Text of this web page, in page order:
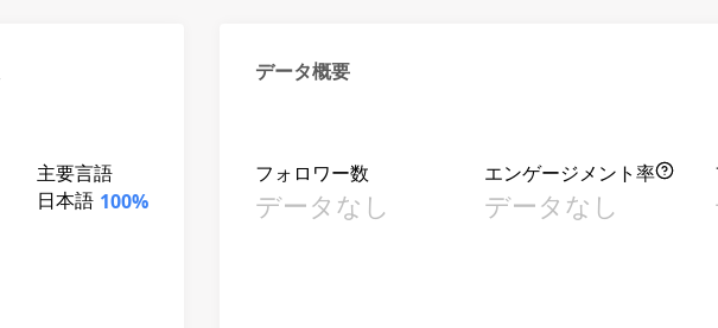
主要言語
日本語 100%
データ概要
フォロワー数
データなし
エンゲージメント率
データなし